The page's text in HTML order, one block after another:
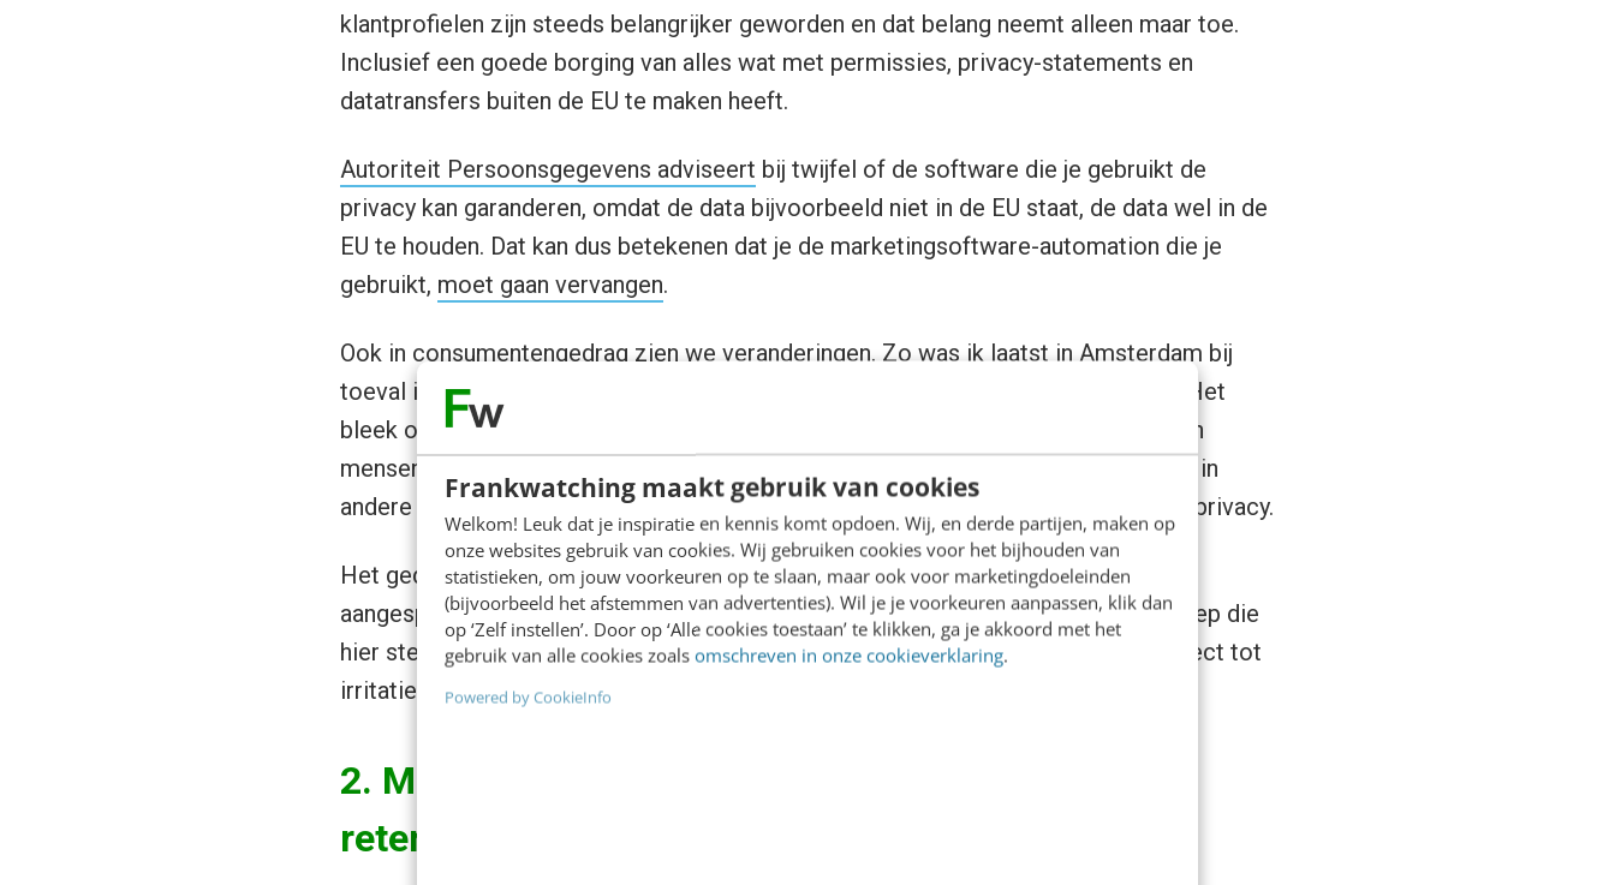
Frankwatching maakt gebruik van cookies
Welkom! Leuk dat je inspiratie en kennis komt opdoen. Wij, en derde partijen, maken op
onze websites gebruik van cookies. Wij gebruiken cookies voor het bijhouden van
statistieken, om jouw voorkeuren op te slaan, maar ook voor marketingdoeleinden
(bijvoorbeeld het afstemmen van advertenties). Wil je je voorkeuren aanpassen, klik dan
op ‘Zelf instellen’. Door op ‘Alle cookies toestaan’ te klikken, ga je akkoord met het
gebruik van alle cookies zoals omschreven in onze cookieverklaring.
Powered by CookieInfo
klantprofielen zijn steeds belangrijker geworden en dat belang neemt alleen maar toe.
Inclusief een goede borging van alles wat met permissies, privacy-statements en
datatransfers buiten de EU te maken heeft.
Autoriteit Persoonsgegevens adviseert bij twijfel of de software die je gebruikt de
privacy kan garanderen, omdat de data bijvoorbeeld niet in de EU staat, de data wel in de
EU te houden. Dat kan dus betekenen dat je de marketingsoftware-automation die je
gebruikt, moet gaan vervangen.
Ook in consumentengedrag zien we veranderingen. Zo was ik laatst in Amsterdam bij
toeval in een cocktailbar waar klanten werden gestimuleerd om cash te betalen. Het
bleek onderdeel te zijn van een wereldwijde community die het digitaal volgen van
mensen afkeurt. Ook het gebruik van de incognito- of privacymodus in Chrome of in
andere browsers neemt toe. Consumenten zijn zich steeds meer bewust van hun privacy.
Het gedrag is enigszins duaal. Aan de ene kant willen mensen herkend worden en
aangesproken op de kennis die je over hen hebt. Aan de andere kant wordt de groep die
hier steeds kritischer naar kijkt groter. Verkeerde personalisatie leidt eigenlijk direct tot
irritatie.
2. Meer klantreis-denken, meer aandacht voor
retentie